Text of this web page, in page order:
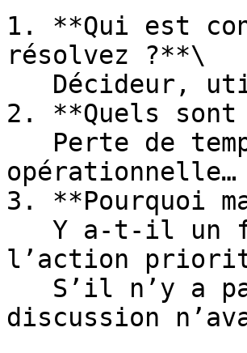
1. **Qui est
résolvez ?**\
2. **Quels
opérationnelle…
3. **Pourquoi
l’action
discussion